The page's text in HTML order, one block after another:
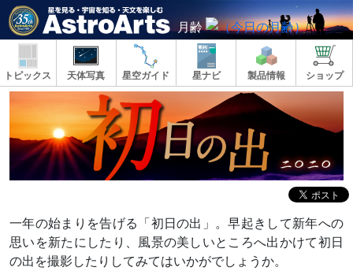
月齢
トピックス 天体写真 星空ガイド 星ナビ 製品情報 ショップ
一年の始まりを告げる「初日の出」。早起きして新年への
思いを新たにしたり、風景の美しいところへ出かけて初日
の出を撮影したりしてみてはいかがでしょうか。